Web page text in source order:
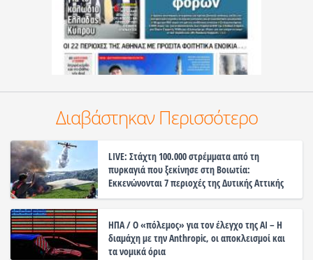
Διαβάστηκαν Περισσότερο
LIVE: Στάχτη 100.000 στρέμματα από τη
πυρκαγιά που ξεκίνησε στη Βοιωτία:
Εκκενώνονται 7 περιοχές της Δυτικής Αττικής
ΗΠΑ / Ο «πόλεμος» για τον έλεγχο της ΑΙ – Η
διαμάχη με την Anthropic, οι αποκλεισμοί και
τα νομικά όρια